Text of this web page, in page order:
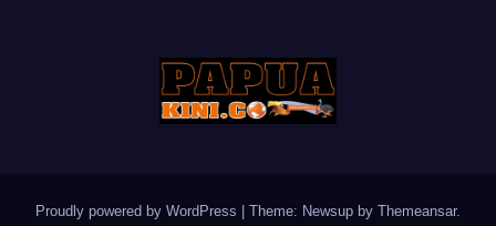
Proudly powered by WordPress Theme: Newsup by Themeansar.